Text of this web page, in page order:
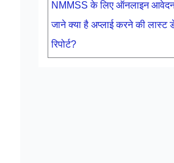
NMMSS के लिए ऑनलाइन आवेदन
जाने क्या है अप्लाई करने की लास्ट
रिपोर्ट?